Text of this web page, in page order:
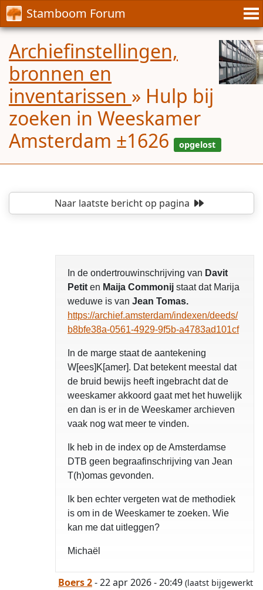
Stamboom Forum
Archiefinstellingen,
bronnen en
inventarissen » Hulp bij
zoeken in Weeskamer
Amsterdam ±1626
Naar laatste berichtop pagina
In de ondertrouwinschrijving van Davit
Petit en Maija Commonij staat dat Marija
weduwe is van Jean Tomas.
https://archief.amsterdam/indexen/deeds/
b8bfe38a-0561-4929-9f5b-a4783ad101cf
In de marge staat de aantekening
W[ees]K[amer]. Dat betekent meestal dat
de bruid bewijs heeft ingebracht dat de
weeskamer akkoord gaat met het huwelijk
en dan is er in de Weeskamer archieven
vaak nog wat meer te vinden.
Ik heb in de index op de Amsterdamse
DTB geen begraafinschrijving van Jean
T(h)omas gevonden.
Ik ben echter vergeten wat de methodiek
is om in de Weeskamer te zoeken. Wie
kan me dat uitleggen?
Michaël
Boers 2- 22 apr 2026 - 20:49 (laatst bijgewerkt